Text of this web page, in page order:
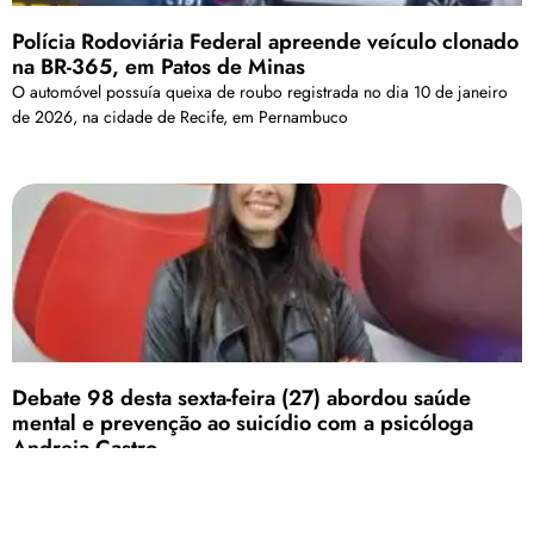
Polícia Rodoviária Federal apreende veículo clonado
na BR-365, em Patos de Minas
O automóvel possuía queixa de roubo registrada no dia 10 de janeiro
de 2026, na cidade de Recife, em Pernambuco
Debate 98 desta sexta-feira (27) abordou saúde
mental e prevenção ao suicídio com a psicóloga
Andreia Castro